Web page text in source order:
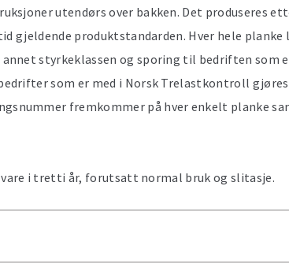
utendørs over bakken. Det produseres
gjeldende produktstandarden. Hver hele planke
styrkeklassen og sporing til bedriften som
som er med i Norsk Trelastkontroll
fremkommer på hver enkelt planke
i tretti år, forutsatt normal bruk og slitasje.